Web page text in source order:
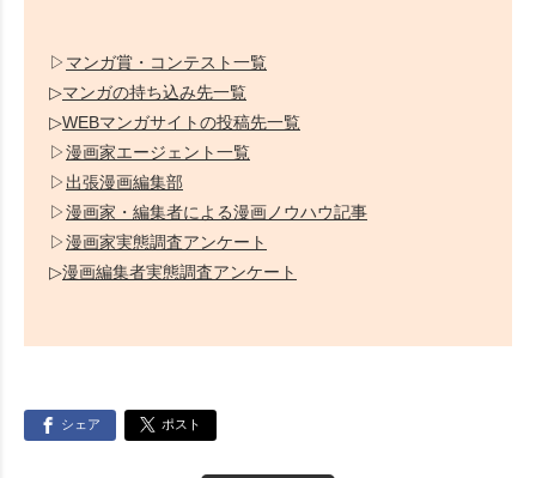
▷ マンガ賞・コンテスト一覧
▷マンガの持ち込み先一覧
▷WEBマンガサイトの投稿先一覧
▷漫画家エージェント一覧
▷ 出張漫画編集部
▷漫画家・編集者による漫画ノウハウ記事
▷漫画家実態調査アンケート
▷漫画編集者実態調査アンケート
シェア ポスト